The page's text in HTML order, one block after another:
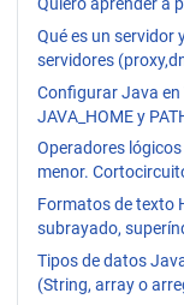
Qué es un servidor
servidores
Configurar Java
JAVA_HOME y
Operadores
menor.
Formatos de texto
subrayado,
Tipos de datos
(String, array o